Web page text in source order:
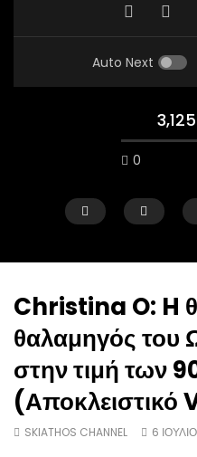
Auto Next
0
Η Ελένη Λουκά τα… έσουρε
Στέφανο Κασσελάκη στο βιβλίο
λέγοντας του: «Ντροπή θα πας
κόλαση!» (Video)
Christina O: H
θαλαμηγός του
στην τιμή των
(Αποκλειστικό
SKIATHOS CHANNEL 6